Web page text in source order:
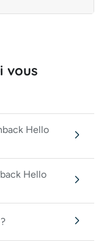
vous
Hello
Hello